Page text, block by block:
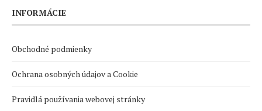
INFORMÁCIE
Obchodné podmienky
Ochrana osobných údajov a Cookie
Pravidlá používania webovej stránky